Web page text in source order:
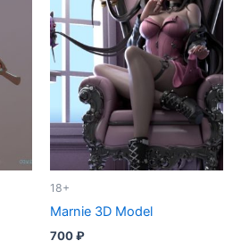
18+
Marnie 3D Model
700₽